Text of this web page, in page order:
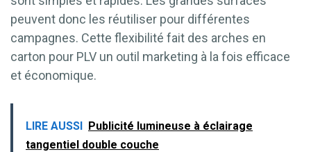
peuvent donc les réutiliser pour différentes
campagnes. Cette flexibilité fait des arches en
carton pour PLV un outil marketing à la fois efficace
et économique.
LIRE AUSSI Publicité lumineuse à éclairage
tangentiel double couche